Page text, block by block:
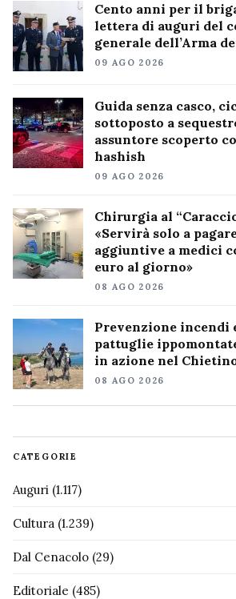
Cento anni per il
lettera di auguri del
generale dell’Arma
09 AGO 2026
Guida senza casco,
sottoposto a
assuntore scoperto
hashish
09 AGO 2026
Chirurgia al
«Servirà solo a
aggiuntive a medici
euro al giorno»
08 AGO 2026
Prevenzione incendi
pattuglie
in azione nel
08 AGO 2026
CATEGORIE
Auguri (1.117)
Cultura (1.239)
Dal Cenacolo (29)
Editoriale (485)